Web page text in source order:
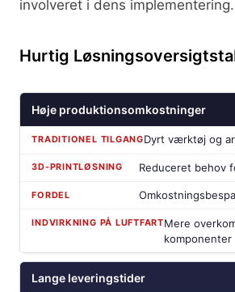
involveret i dens implementering.
Hurtig
Høje produktionsomkostninger
Dyrt værktøj og
Reduceret behov
Mere
komponenter
Lange leveringstider